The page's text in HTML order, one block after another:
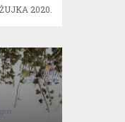
2020.